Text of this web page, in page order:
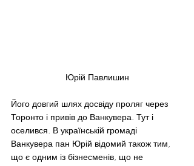
Юрій Павлишин
Його довгий шлях досвіду проляг через
Торонто і привів до Ванкувера. Тут і
оселився. В українській громаді
Ванкувера пан Юрій відомий також тим,
що є одним із бізнесменів, що не